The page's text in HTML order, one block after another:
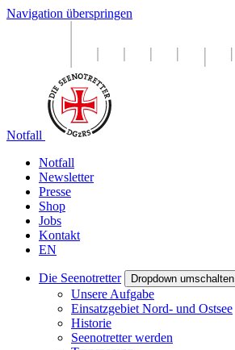
Navigation überspringen
Notfall
Notfall
Newsletter
Presse
Shop
Jobs
Kontakt
EN
Die Seenotretter Dropdown umschalten
Unsere Aufgabe
Einsatzgebiet Nord- und Ostsee
Historie
Seenotretter werden